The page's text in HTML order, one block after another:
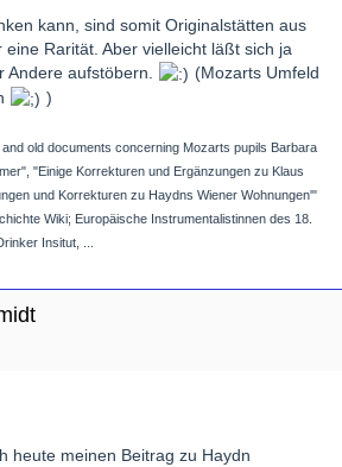
kann, sind somit Originalstätten aus
Rarität. Aber vielleicht läßt sich ja
Andere aufstöbern.
(Mozarts Umfeld
)
old documents concerning Mozarts pupils Barbara
"Einige Korrekturen und Ergänzungen zu Klaus
und Korrekturen zu Haydns Wiener Wohnungen'"
Wiki; Europäische Instrumentalistinnen des 18.
Insitut, ...
heute meinen Beitrag zu Haydn